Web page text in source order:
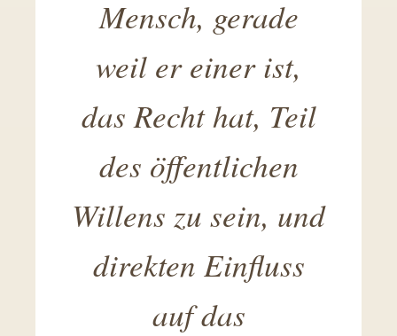
Mensch, gerade
weil er einer ist,
das Recht hat, Teil
des öffentlichen
Willens zu sein, und
direkten Einfluss
auf das